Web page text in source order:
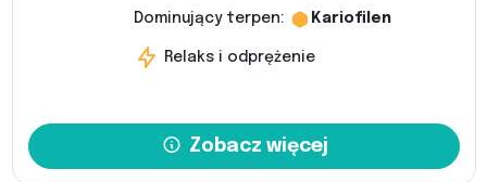
Dominujący terpen: Kariofilen
Relaks i odprężenie
Zobacz więcej